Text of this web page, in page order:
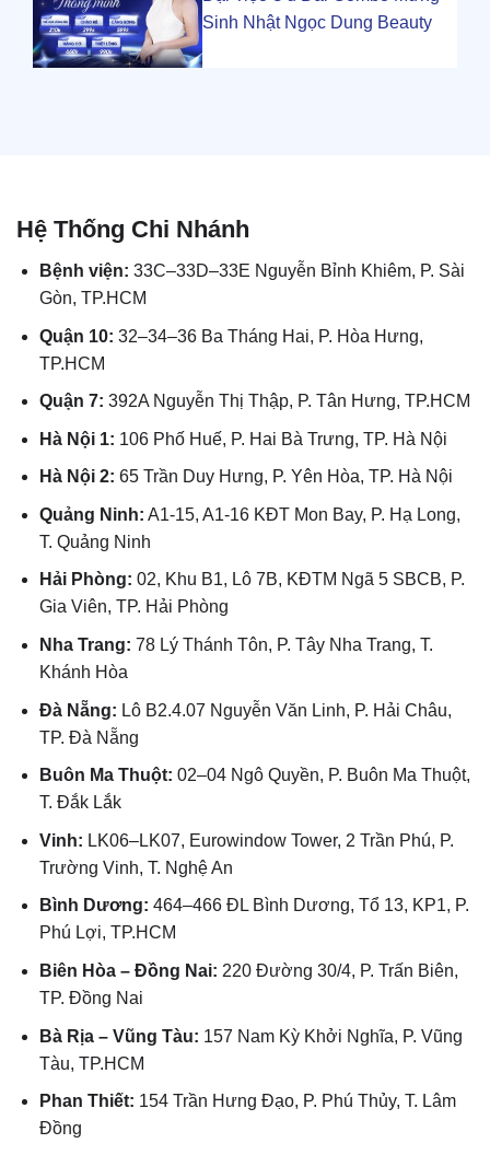
Sinh Nhật Ngọc Dung Beauty
Hệ Thống Chi Nhánh
Bệnh viện: 33C–33D–33E Nguyễn Bỉnh Khiêm, P. Sài
Gòn, TP.HCM
Quận 10: 32–34–36 Ba Tháng Hai, P. Hòa Hưng,
TP.HCM
Quận 7: 392A Nguyễn Thị Thập, P. Tân Hưng, TP.HCM
Hà Nội 1: 106 Phố Huế, P. Hai Bà Trưng, TP. Hà Nội
Hà Nội 2: 65 Trần Duy Hưng, P. Yên Hòa, TP. Hà Nội
Quảng Ninh: A1-15, A1-16 KĐT Mon Bay, P. Hạ Long,
T. Quảng Ninh
Hải Phòng: 02, Khu B1, Lô 7B, KĐTM Ngã 5 SBCB, P.
Gia Viên, TP. Hải Phòng
Nha Trang: 78 Lý Thánh Tôn, P. Tây Nha Trang, T.
Khánh Hòa
Đà Nẵng: Lô B2.4.07 Nguyễn Văn Linh, P. Hải Châu,
TP. Đà Nẵng
Buôn Ma Thuột: 02–04 Ngô Quyền, P. Buôn Ma Thuột,
T. Đắk Lắk
Vinh: LK06–LK07, Eurowindow Tower, 2 Trần Phú, P.
Trường Vinh, T. Nghệ An
Bình Dương: 464–466 ĐL Bình Dương, Tổ 13, KP1, P.
Phú Lợi, TP.HCM
Biên Hòa – Đồng Nai: 220 Đường 30/4, P. Trấn Biên,
TP. Đồng Nai
Bà Rịa – Vũng Tàu: 157 Nam Kỳ Khởi Nghĩa, P. Vũng
Tàu, TP.HCM
Phan Thiết: 154 Trần Hưng Đạo, P. Phú Thủy, T. Lâm
Đồng